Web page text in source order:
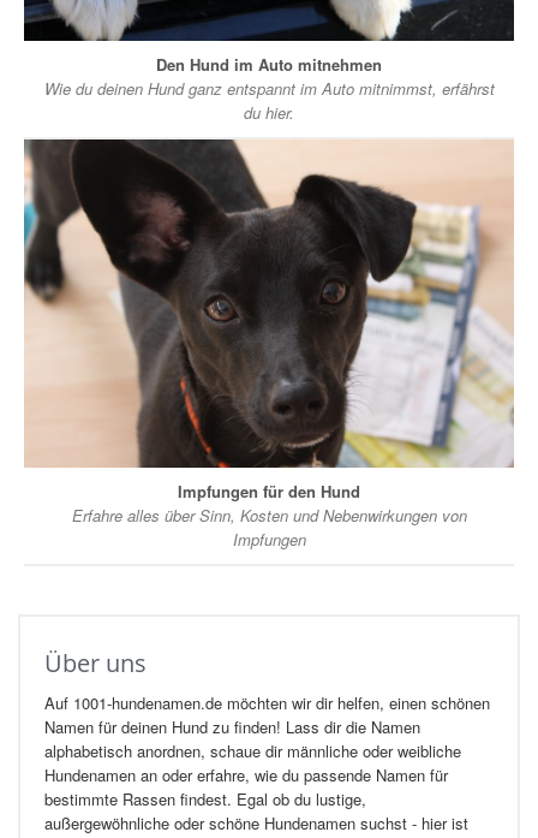
Den Hund im Auto mitnehmen
Wie du deinen Hund ganz entspannt im Auto mitnimmst, erfährst
du hier.
Impfungen für den Hund
Erfahre alles über Sinn, Kosten und Nebenwirkungen von
Impfungen
Über uns
Auf 1001-hundenamen.de möchten wir dir helfen, einen schönen
Namen für deinen Hund zu finden! Lass dir die Namen
alphabetisch anordnen, schaue dir männliche oder weibliche
Hundenamen an oder erfahre, wie du passende Namen für
bestimmte Rassen findest. Egal ob du lustige,
außergewöhnliche oder schöne Hundenamen suchst - hier ist